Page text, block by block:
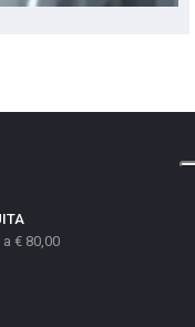
€ 80,00